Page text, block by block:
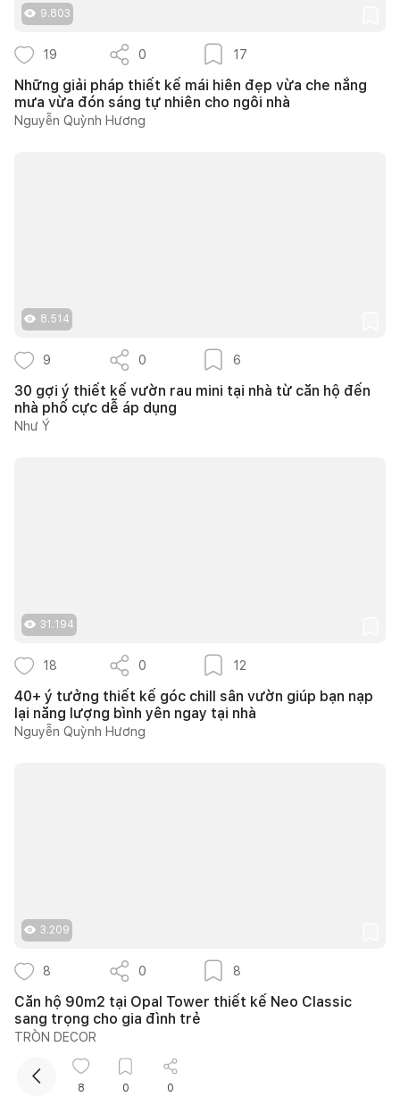
9.803
19 0 17
Những giải pháp thiết kế mái hiên đẹp vừa che nắng
mưa vừa đón sáng tự nhiên cho ngôi nhà
Nguyễn Quỳnh Hương
8.514
9 0 6
30 gợi ý thiết kế vườn rau mini tại nhà từ căn hộ đến
nhà phố cực dễ áp dụng
Như Ý
31.194
18 0 12
40+ ý tưởng thiết kế góc chill sân vườn giúp bạn nạp
lại năng lượng bình yên ngay tại nhà
Nguyễn Quỳnh Hương
3.209
8 0 8
Căn hộ 90m2 tại Opal Tower thiết kế Neo Classic
sang trọng cho gia đình trẻ
TRÒN DECOR
Kho kiến thức
8 0 0